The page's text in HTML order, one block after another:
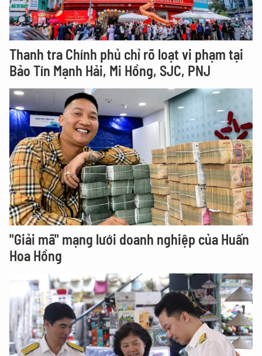
Thanh tra Chính phủ chỉ rõ loạt vi phạm tại
Bảo Tín Mạnh Hải, Mi Hồng, SJC, PNJ
"Giải mã" mạng lưới doanh nghiệp của Huấn
Hoa Hồng